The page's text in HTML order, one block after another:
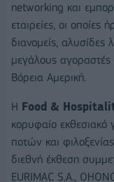
networking και
εταιρείες, οι
διανομείς, αλυσίδες
μεγάλους αγοραστές
Βόρεια Αμερική.
Η Food &
κορυφαίο εκθεσιακό
ποτών και
διεθνή έκθεση
EURIMAC S.A.,